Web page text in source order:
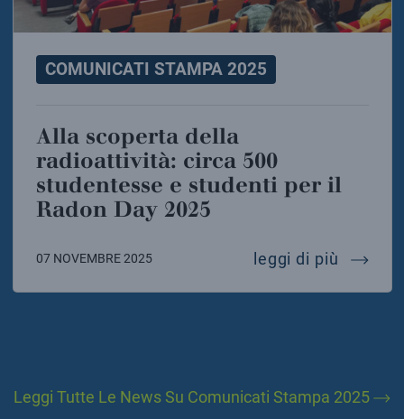
COMUNICATI STAMPA 2025
Alla scoperta della
radioattività: circa 500
studentesse e studenti per il
Radon Day 2025
07 NOVEMBRE 2025 leggi di più alla
Leggi Tutte Le News Su Comunicati Stampa 2025